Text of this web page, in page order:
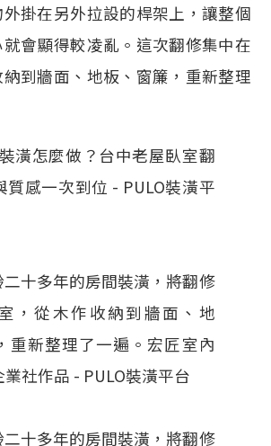
掛在另外拉設的桿架上，讓整個
會顯得較凌亂。這次翻修集中在
到牆面、地板、窗簾，重新整理